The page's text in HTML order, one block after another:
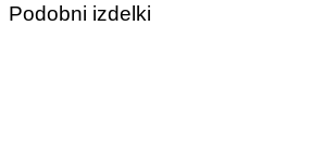
Podobni izdelki